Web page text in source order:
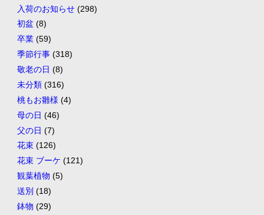
入荷のお知らせ(298)
初盆 (8)
卒業(59)
季節行事(318)
敬老の日 (8)
未分類(316)
桃もお雛様 (4)
母の日 (46)
父の日 (7)
花束(126)
花束 ブーケ (121)
観葉植物 (5)
送別 (18)
鉢物 (29)